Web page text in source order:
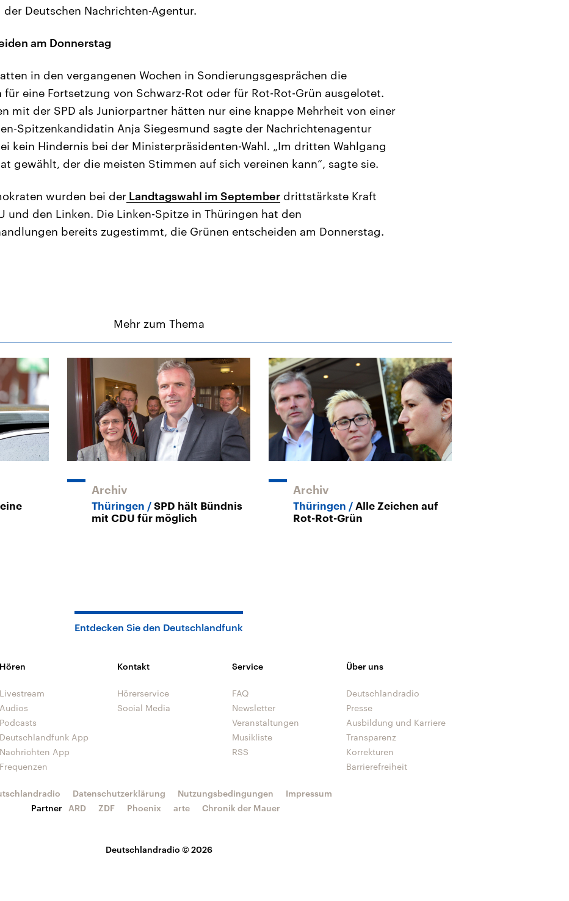
Deutschen Nachrichten-Agentur.
am Donnerstag
in den vergangenen Wochen in Sondierungsgesprächen die
eine Fortsetzung von Schwarz-Rot oder für Rot-Rot-Grün ausgelotet.
mit der SPD als Juniorpartner hätten nur eine knappe Mehrheit von einer
Spitzenkandidatin Anja Siegesmund sagte der Nachrichtenagentur
kein Hindernis bei der Ministerpräsidenten-Wahl. „Im dritten Wahlgang
gewählt, der die meisten Stimmen auf sich vereinen kann“, sagte sie.
wurden bei der Landtagswahl im September drittstärkste Kraft
und den Linken. Die Linken-Spitze in Thüringen hat den
bereits zugestimmt, die Grünen entscheiden am Donnerstag.
Mehr zum Thema
Archiv
Thüringen
SPD hält Bündnis
mit CDU für möglich
Archiv
Thüringen
Alle Zeichen auf
Rot-Rot-Grün
Entdecken Sie den Deutschlandfunk
Hören
Livestream
Audios
Podcasts
Deutschlandfunk App
Nachrichten App
Frequenzen
Kontakt
Hörerservice
Social Media
Service
FAQ
Newsletter
Veranstaltungen
Musikliste
RSS
Über uns
Deutschlandradio
Presse
Ausbildung und Karriere
Transparenz
Korrekturen
Barrierefreiheit
Deutschlandradio © 2026
Datenschutzerklärung Nutzungsbedingungen
Impressum
Partner
ARD ZDF Phoenix arte Chronik der Mauer